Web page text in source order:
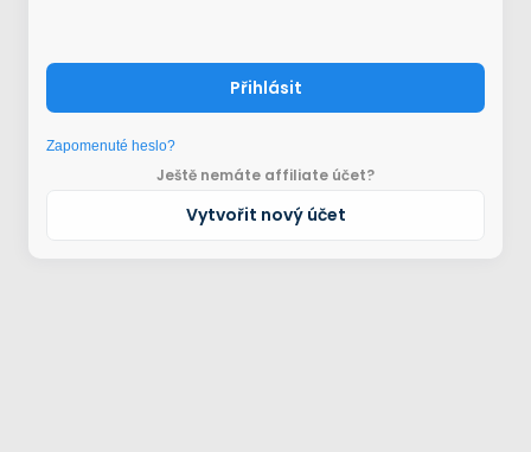
Přihlásit
Zapomenuté heslo?
Ještě nemáte affiliate účet?
Vytvořit nový účet